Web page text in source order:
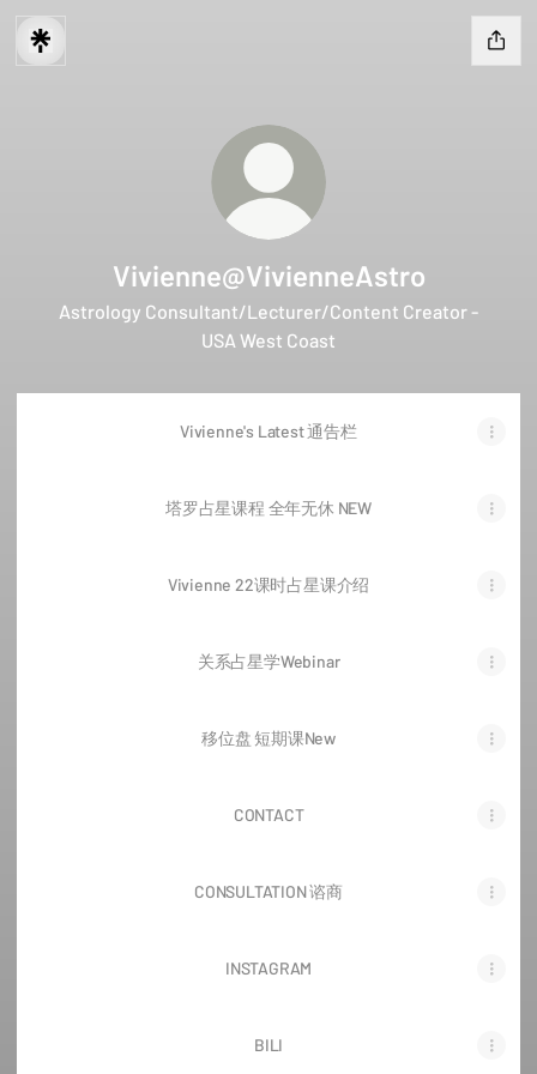
Vivienne@VivienneAstro
Astrology Consultant/Lecturer/Content Creator -
USA West Coast
Vivienne's Latest 通告栏
塔罗占星课程 全年无休 NEW
Vivienne 22课时占星课介绍
关系占星学Webinar
移位盘 短期课New
CONTACT
CONSULTATION 谘商
INSTAGRAM
BILI